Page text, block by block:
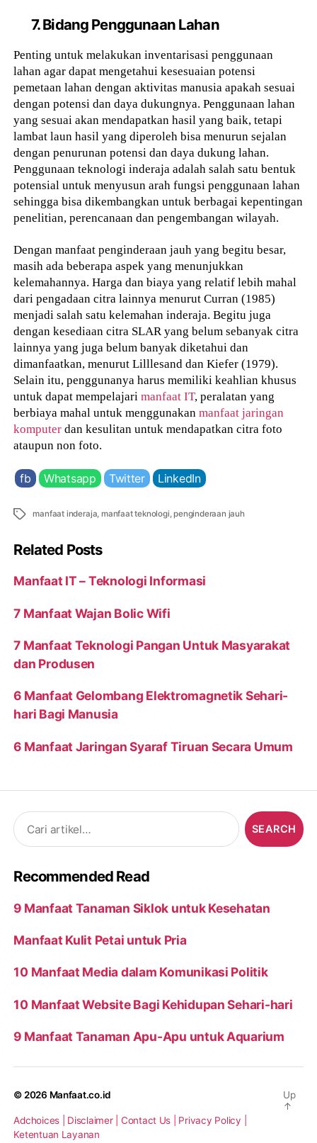
7. Bidang Penggunaan Lahan
Penting untuk melakukan inventarisasi penggunaan
lahan agar dapat mengetahui kesesuaian potensi
pemetaan lahan dengan aktivitas manusia apakah sesuai
dengan potensi dan daya dukungnya. Penggunaan lahan
yang sesuai akan mendapatkan hasil yang baik, tetapi
lambat laun hasil yang diperoleh bisa menurun sejalan
dengan penurunan potensi dan daya dukung lahan.
Penggunaan teknologi inderaja adalah salah satu bentuk
potensial untuk menyusun arah fungsi penggunaan lahan
sehingga bisa dikembangkan untuk berbagai kepentingan
penelitian, perencanaan dan pengembangan wilayah.
Dengan manfaat penginderaan jauh yang begitu besar,
masih ada beberapa aspek yang menunjukkan
kelemahannya. Harga dan biaya yang relatif lebih mahal
dari pengadaan citra lainnya menurut Curran (1985)
menjadi salah satu kelemahan inderaja. Begitu juga
dengan kesediaan citra SLAR yang belum sebanyak citra
lainnya yang juga belum banyak diketahui dan
dimanfaatkan, menurut Lilllesand dan Kiefer (1979).
Selain itu, penggunanya harus memiliki keahlian khusus
untuk dapat mempelajarimanfaat IT, peralatan yang
berbiaya mahal untuk menggunakan manfaat jaringan
komputer dan kesulitan untuk mendapatkan citra foto
ataupun non foto.
fb Whatsapp Twitter LinkedIn
Tags manfaat inderaja manfaat teknologi ,penginderaan jauh
Related Posts
Manfaat IT – Teknologi Informasi
7 Manfaat Wajan Bolic Wifi
7 Manfaat Teknologi Pangan Untuk Masyarakat
dan Produsen
6 Manfaat Gelombang Elektromagnetik Sehari-
hari Bagi Manusia
6 Manfaat Jaringan Syaraf Tiruan Secara Umum
Search
for:
Recommended Read
9 Manfaat Tanaman Siklok untuk Kesehatan
Manfaat Kulit Petai untuk Pria
10 Manfaat Media dalam Komunikasi Politik
10 Manfaat Website Bagi Kehidupan Sehari-hari
9 Manfaat Tanaman Apu-Apu untuk Aquarium
© 2026 Manfaat.co.id
Adchoices | Disclaimer | Contact Us | Privacy Policy |
Ketentuan Layanan
Up
↑